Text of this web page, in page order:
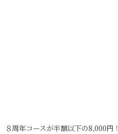
８周年コースが半額以下の8,000円！